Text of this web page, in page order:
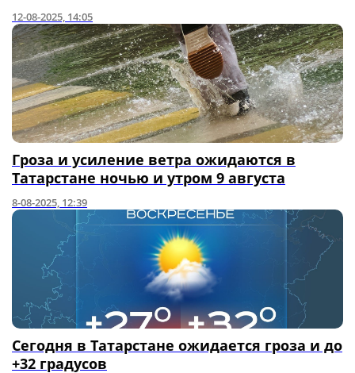
12-08-2025, 14:05
Гроза и усиление ветра ожидаются в
Татарстане ночью и утром 9 августа
8-08-2025, 12:39
Сегодня в Татарстане ожидается гроза и до
+32 градусов